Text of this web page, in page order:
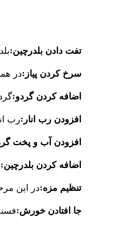
تفت دادن بلدرچین:
سرخ کردن پیاز :در
اضافه کردن گردو:
افزودن رب انار :رب
افزودن آب و پخت
اضافه کردن بلدرچین:
تنظیم مزه:در این
جا افتادن خورش: